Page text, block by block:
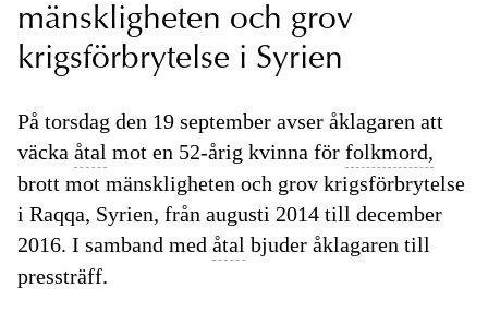
mänskligheten och grov
krigsförbrytelse i Syrien
På torsdag den 19 september avser åklagaren att
väcka åtal mot en 52-årig kvinna för folkmord,
brott mot mänskligheten och grov krigsförbrytelse
i Raqqa, Syrien, från augusti 2014 till december
2016. I samband med åtal bjuder åklagaren till
pressträff.